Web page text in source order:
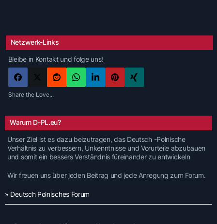
Netzwerk-Links
Bleibe in Kontakt und folge uns!
Share the Love...
Warum D-PL.eu?
Unser Ziel ist es dazu beizutragen, das Deutsch -Polnische
Verhältnis zu verbessern, Unkenntnisse und Vorurteile abzubauen
und somit ein bessers Verständnis füreinander zu entwickeln
Wir freuen uns über jeden Beitrag und jede Anregung zum Forum.
» Deutsch Polnisches Forum